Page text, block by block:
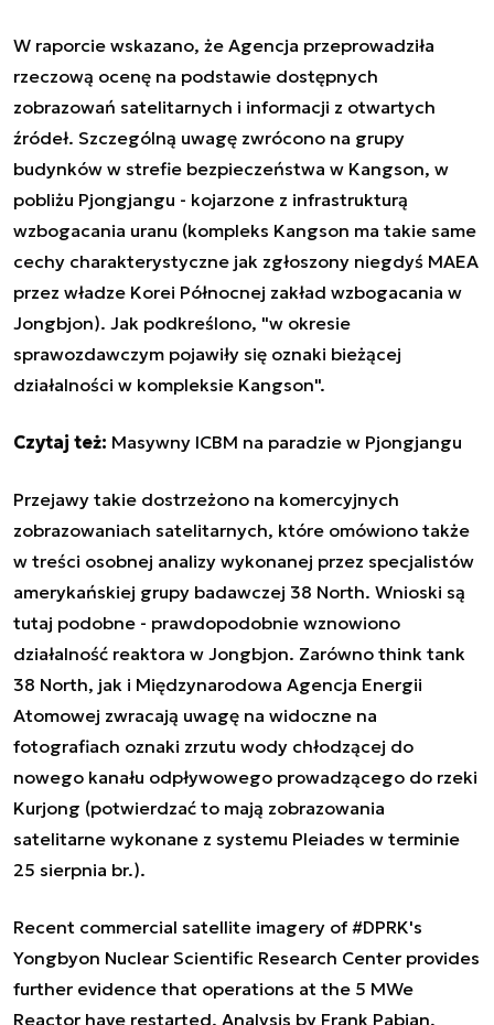
W raporcie wskazano, że Agencja przeprowadziła
rzeczową ocenę na podstawie dostępnych
zobrazowań satelitarnych i informacji z otwartych
źródeł. Szczególną uwagę zwrócono na grupy
budynków w strefie bezpieczeństwa w Kangson, w
pobliżu Pjongjangu - kojarzone z infrastrukturą
wzbogacania uranu (kompleks Kangson ma takie same
cechy charakterystyczne jak zgłoszony niegdyś MAEA
przez władze Korei Północnej zakład wzbogacania w
Jongbjon). Jak podkreślono, "w okresie
sprawozdawczym pojawiły się oznaki bieżącej
działalności w kompleksie Kangson".
Czytaj też: Masywny ICBM na paradzie w Pjongjangu
Przejawy takie dostrzeżono na komercyjnych
zobrazowaniach satelitarnych, które omówiono także
w treści osobnej analizy wykonanej przez specjalistów
amerykańskiej grupy badawczej 38 North. Wnioski są
tutaj podobne - prawdopodobnie wznowiono
działalność reaktora w Jongbjon. Zarówno think tank
38 North, jak i Międzynarodowa Agencja Energii
Atomowej zwracają uwagę na widoczne na
fotografiach oznaki zrzutu wody chłodzącej do
nowego kanału odpływowego prowadzącego do rzeki
Kurjong (potwierdzać to mają zobrazowania
satelitarne wykonane z systemu Pleiades w terminie
25 sierpnia br.).
Recent commercial satellite imagery of #DPRK's
Yongbyon Nuclear Scientific Research Center provides
further evidence that operations at the 5 MWe
Reactor have restarted. Analysis by Frank Pabian,